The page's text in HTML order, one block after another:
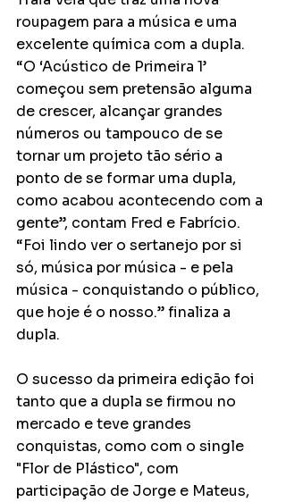
roupagem para a música e uma
excelente química com a dupla.
“O ‘Acústico de Primeira 1’
começou sem pretensão alguma
de crescer, alcançar grandes
números ou tampouco de se
tornar um projeto tão sério a
ponto de se formar uma dupla,
como acabou acontecendo com a
gente”, contam Fred e Fabrício.
“Foi lindo ver o sertanejo por si
só, música por música - e pela
música - conquistando o público,
que hoje é o nosso.” finaliza a
dupla.
O sucesso da primeira edição foi
tanto que a dupla se firmou no
mercado e teve grandes
conquistas, como com o single
"Flor de Plástico", com
participação de Jorge e Mateus,